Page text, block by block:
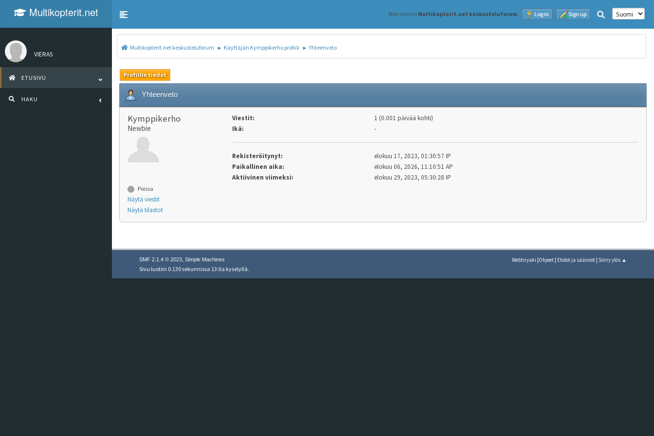
Multikopterit.net
Toggle navigation Welcome to Multikopterit.net keskusteluforum. Log in Sign up
VIERAS
ETUSIVU
HAKU
Multikopterit.net keskusteluforum ► Käyttäjän Kymppikerho profiili ► Yhteenveto
Profiilin tiedot
Yhteenveto
Kymppikerho
Newbie
Poissa
Näytä viestit
Näytä tilastot
Viestit:
1 (0.001 päivää kohti)
Ikä:
-
Rekisteröitynyt:
elokuu 17, 2023, 01:30:57 IP
Paikallinen aika:
elokuu 06, 2026, 11:10:51 AP
Aktiivinen viimeksi:
elokuu 29, 2023, 05:30:28 IP
Webtiryaki |Ohjeet | Ehdot ja säännöt | Siirry ylös ▲
SMF 2.1.4 © 2023, Simple Machines
Sivu luotiin 0.130 sekunnissa 13:lla kyselyllä.